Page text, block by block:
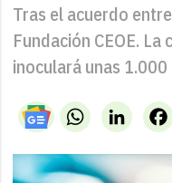
Tras el acuerdo
Fundación CEOE.
inoculará unas
WhatsApp